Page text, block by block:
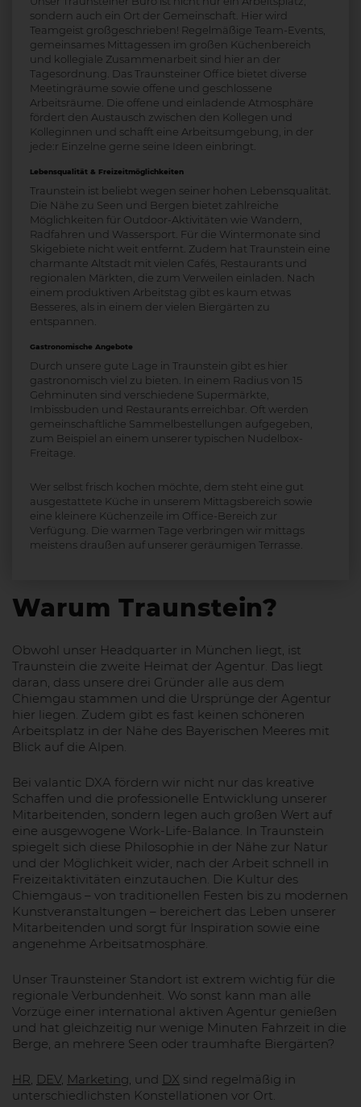
sondern auch ein Ort der Gemeinschaft. Hier wird
Teamgeist großgeschrieben! Regelmäßige Team-Events,
gemeinsames Mittagessen im großen Küchenbereich
und kollegiale Zusammenarbeit sind hier an der
Tagesordnung. Das Traunsteiner Office bietet diverse
Meetingräume sowie offene und geschlossene
Arbeitsräume. Die offene und einladende Atmosphäre
fördert den Austausch zwischen den Kollegen und
Kolleginnen und schafft eine Arbeitsumgebung, in der
jede:r Einzelne gerne seine Ideen einbringt.
Lebensqualität & Freizeitmöglichkeiten
Traunstein ist beliebt wegen seiner hohen Lebensqualität.
Die Nähe zu Seen und Bergen bietet zahlreiche
Möglichkeiten für Outdoor-Aktivitäten wie Wandern,
Radfahren und Wassersport. Für die Wintermonate sind
Skigebiete nicht weit entfernt. Zudem hat Traunstein eine
charmante Altstadt mit vielen Cafés, Restaurants und
regionalen Märkten, die zum Verweilen einladen. Nach
einem produktiven Arbeitstag gibt es kaum etwas
Besseres, als in einem der vielen Biergärten zu
entspannen.
Gastronomische Angebote
Durch unsere gute Lage in Traunstein gibt es hier
gastronomisch viel zu bieten. In einem Radius von 15
Gehminuten sind verschiedene Supermärkte,
Imbissbuden und Restaurants erreichbar. Oft werden
gemeinschaftliche Sammelbestellungen aufgegeben,
zum Beispiel an einem unserer typischen Nudelbox-
Freitage.
Wer selbst frisch kochen möchte, dem steht eine gut
ausgestattete Küche in unserem Mittagsbereich sowie
eine kleinere Küchenzeile im Office-Bereich zur
Verfügung. Die warmen Tage verbringen wir mittags
meistens draußen auf unserer geräumigen Terrasse.
Warum Traunstein?
Obwohl unser Headquarter in München liegt, ist
Traunstein die zweite Heimat der Agentur. Das liegt
daran, dass unsere drei Gründer alle aus dem
Chiemgau stammen und die Ursprünge der Agentur
hier liegen. Zudem gibt es fast keinen schöneren
Arbeitsplatz in der Nähe des Bayerischen Meeres mit
Blick auf die Alpen.
Bei valantic DXA fördern wir nicht nur das kreative
Schaffen und die professionelle Entwicklung unserer
Mitarbeitenden, sondern legen auch großen Wert auf
eine ausgewogene Work-Life-Balance. In Traunstein
spiegelt sich diese Philosophie in der Nähe zur Natur
und der Möglichkeit wider, nach der Arbeit schnell in
Freizeitaktivitäten einzutauchen. Die Kultur des
Chiemgaus – von traditionellen Festen bis zu modernen
Kunstveranstaltungen – bereichert das Leben unserer
Mitarbeitenden und sorgt für Inspiration sowie eine
angenehme Arbeitsatmosphäre.
Unser Traunsteiner Standort ist extrem wichtig für die
regionale Verbundenheit. Wo sonst kann man alle
Vorzüge einer international aktiven Agentur genießen
und hat gleichzeitig nur wenige Minuten Fahrzeit in die
Berge, an mehrere Seen oder traumhafte Biergärten?
HR DEV, Marketing , und DX sind regelmäßig in
unterschiedlichsten Konstellationen vor Ort.